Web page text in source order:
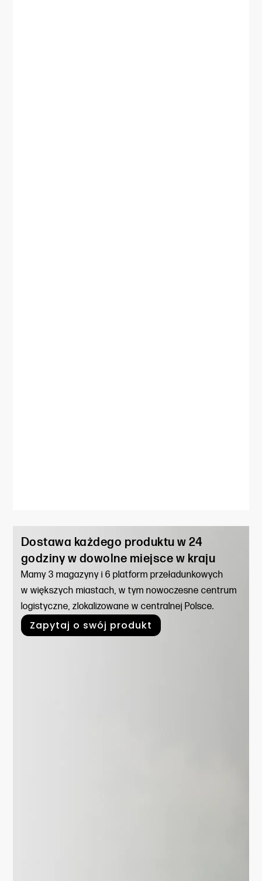
Dostawa każdego produktu w 24
godziny w dowolne miejsce w kraju
Mamy 3 magazyny i 6 platform przeładunkowych
w większych miastach, w tym nowoczesne centrum
logistyczne, zlokalizowane w centralnej Polsce.
Zapytaj o swój produkt